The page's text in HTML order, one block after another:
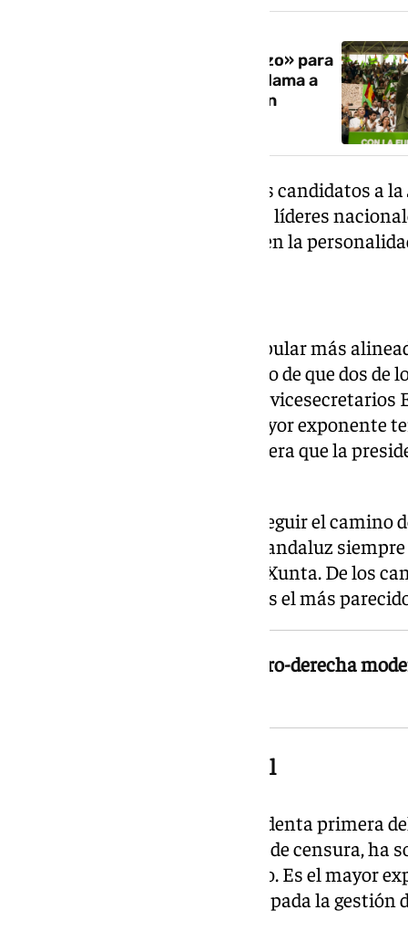
Moreno pide «un último esfuerzo» para
ganar «ampliamente» y Feijóo llama a
una «mayoría de estabilidad» en
Sin embargo, si uno se fija en los candidatos a
de ellos son el vivo reflejo de sus líderes
formas o en el carácter, pero sí en la
Juanma Moreno es el barón popular más
Feijóo, como demuestra el hecho de que dos
procedan de su núcleo duro: los vicesecretarios
Moreno es, junto a Ayuso, el mayor exponente
su opuesto más claro: no se espera que la
Podría decirse que Feijóo debe seguir el
Moncloa, aunque el presidente andaluz
sus catorce años al frente de la Xunta. De los
en los últimos meses, Moreno es el más
Moreno afina el modelo de centro-derecha
El sanchismo en tierra hostil
María Jesús Montero, vicepresidenta primera
su núcleo duro desde la moción de censura, ha
Redondo, Ábalos, Cerdán o Calvo. Es el mayor
Andalucía y defiende a capa y espada la gestión